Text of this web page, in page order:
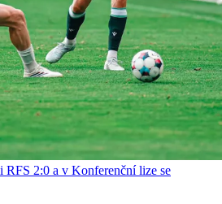
RFS 2:0 a v Konferenční lize se